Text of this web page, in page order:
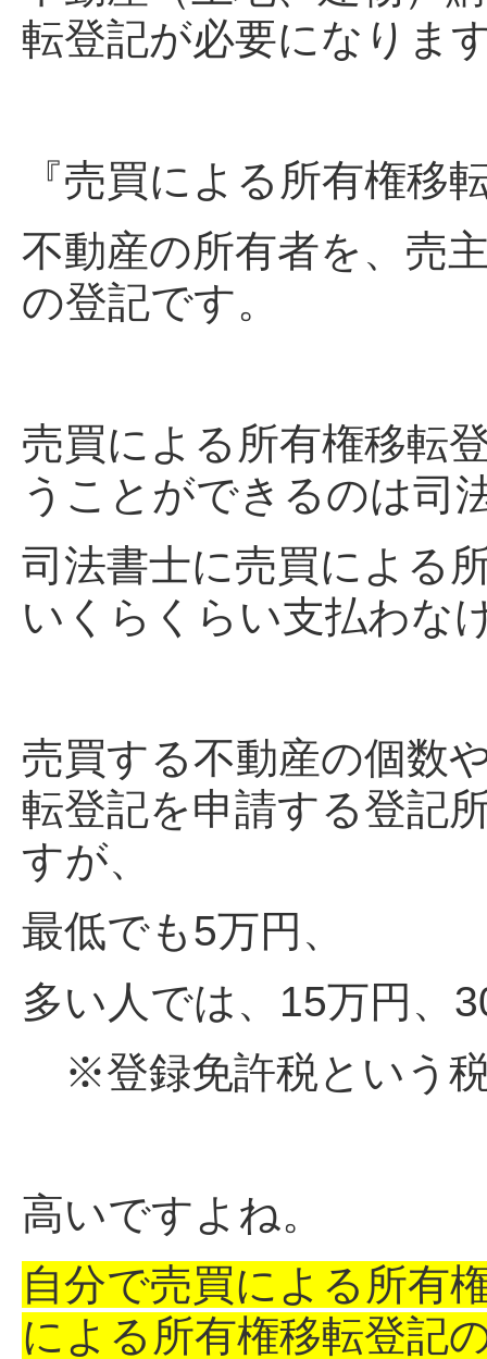
転登記が必要になりま
『売買による所有権移
不動産の所有者を、売
の登記です。
売買による所有権移転
うことができるのは司
司法書士に売買による
いくらくらい支払わな
売買する不動産の個数
転登記を申請する登記
すが、
最低でも5万円、
多い人では、15万円、
※登録免許税という
高いですよね。
自分で売買による所有
による所有権移転登記